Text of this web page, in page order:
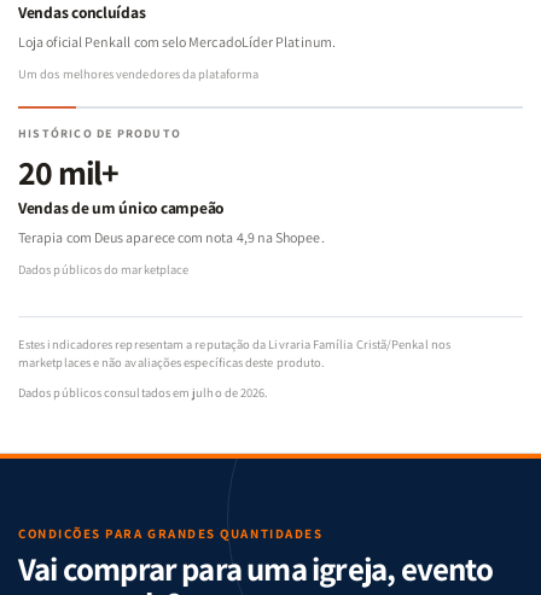
Vendas concluídas
Loja oficial Penkall com selo MercadoLíder Platinum.
Um dos melhores vendedores da plataforma
HISTÓRICO DE PRODUTO
20 mil+
Vendas de um único campeão
Terapia com Deus aparece com nota 4,9 na Shopee.
Dados públicos do marketplace
Estes indicadores representam a reputação da Livraria Família Cristã/Penkal nos
marketplaces e não avaliações específicas deste produto.
Dados públicos consultados em julho de 2026.
CONDIÇÕES PARA GRANDES QUANTIDADES
Vai comprar para uma igreja, evento